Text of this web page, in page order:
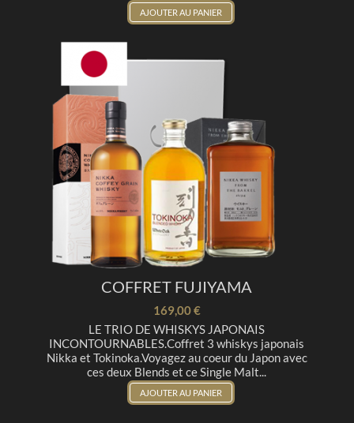
AJOUTER AU PANIER
COFFRET FUJIYAMA
169,00 €
LE TRIO DE WHISKYS JAPONAIS
INCONTOURNABLES.Coffret 3 whiskys japonais
Nikka et Tokinoka.Voyagez au coeur du Japon avec
ces deux Blends et ce Single Malt...
AJOUTER AU PANIER